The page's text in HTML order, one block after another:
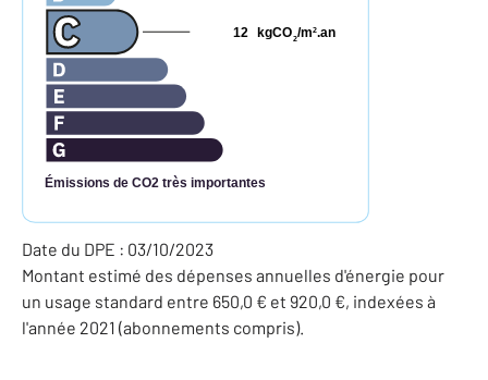
Émissions de CO2 très importantes
kgCO2/m2.an
12
Date du DPE : 03/10/2023
Montant estimé des dépenses annuelles d'énergie pour
un usage standard entre 650,0 € et 920,0 €, indexées à
l'année 2021 (abonnements compris).